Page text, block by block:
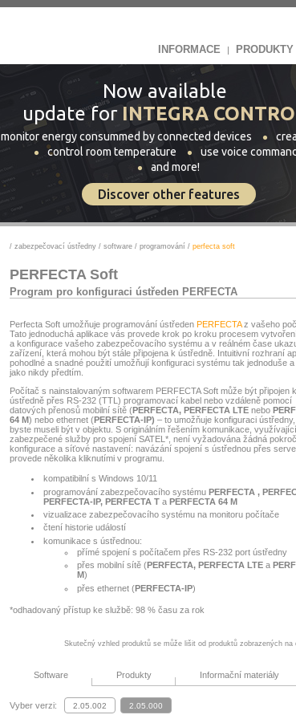
INFORMACE | PRODUKTY
Now available
update for INTEGRA
monitor energy consummed by connected devices
control room temperature
use voice
and more!
Discover other features
/ zabezpečovací ústředny / software / programování / perfecta soft
PERFECTA Soft
Program pro konfiguraci ústředen PERFECTA
Perfecta Soft umožňuje programování ústředen PERFECTAz vašeho
Tato jednoduchá aplikace vás provede krok po kroku procesem
a konfigurace vašeho zabezpečovacího systému a v reálném čase
zařízení, která mohou být stále připojena k ústředně. Intuitivní rozhraní
pohodlné a snadné použití umožňují konfiguraci systému tak jednoduše
jako nikdy předtím.
Počítač s nainstalovaným softwarem PERFECTA Soft může být připojen k
ústředně přes RS-232 (TTL) programovací kabel nebo vzdáleně pomocí
datových přenosů mobilní sítě (PERFECTA, PERFECTA LTE nebo
64 M) nebo ethernet (PERFECTA-IP) ‒ to umožňuje konfiguraci
byste museli být v objektu. S originálním řešením komunikace, využívající
zabezpečené služby pro spojení SATEL*, není vyžadována žádná
konfigurace a síťové nastavení: navázání spojení s ústřednou přes
provede několika kliknutími v programu.
kompatibilní s Windows 10/11
programování zabezpečovacího systémuPERFECTA ,
PERFECTA-IP, PERFECTA TaPERFECTA 64 M
vizualizace zabezpečovacího systému na monitoru počítače
čtení historie událostí
komunikace s ústřednou:
přímé spojení s počítačem přes RS-232 port ústředny
přes mobilní sítě (PERFECTA, PERFECTA LTE a
M)
přes ethernet (PERFECTA-IP)
*odhadovaný přístup ke službě: 98 % času za rok
Skutečný vzhled produktů se může lišit od produktů zobrazených
Software Produkty Informační materiály
Vyber verzi: